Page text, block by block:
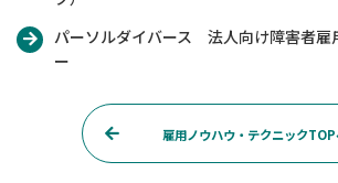
パーソルダイバース 法人向け障害者雇
ー
雇用ノウハウ・テクニック